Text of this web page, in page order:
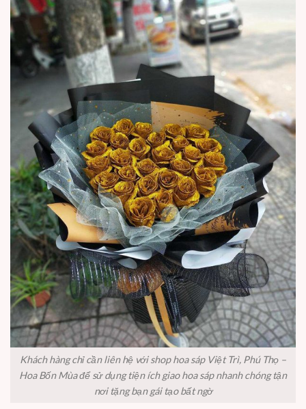
Khách hàng chỉ cần liên hệ với shop hoa sáp Việt Trì, Phú Thọ –
Hoa Bốn Mùa để sử dụng tiện ích giao hoa sáp nhanh chóng tận
nơi tặng bạn gái tạo bất ngờ